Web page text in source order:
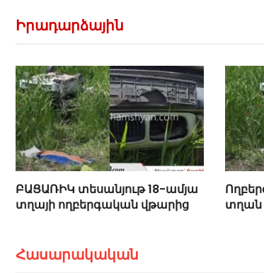
Իրադարձային
ԲԱՑԱՌԻԿ տեսանյութ 18-ամյա
տղայի ողբերգական վթարից
տղան
Հասարակական